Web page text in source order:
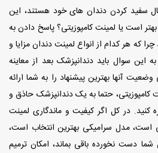
سفید کردن دندان های خود هستند، این
است یا لمینت کامپوزیتی؟ پاسخ دادن به
که هر کدام از انواع لمینت دندان مزایا و
این سوال باید دندانپزشک بعد از معاینه
آنها بهترین پیشنهاد را به شما ارائه
کامپوزیتی، حتما به یک دندانپزشک حاذق و
کنید. در کل اگر کیفیت و ماندگاری لمینت
است، مدل سرامیکی بهترین انتخاب است،
شما دست نخورده باقی بماند، امکان ترمیم